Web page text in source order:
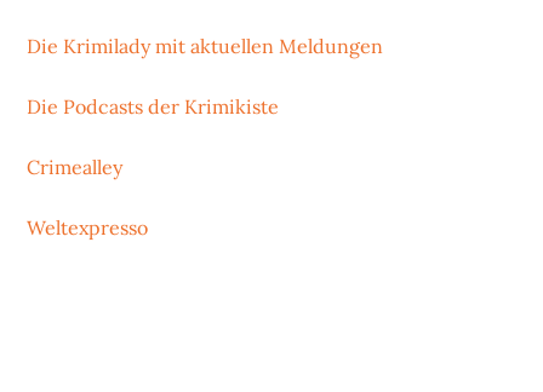
Die Krimilady mit aktuellen Meldungen
Die Podcasts der Krimikiste
Crimealley
Weltexpresso